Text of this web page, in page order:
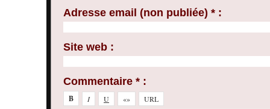
Adresse email (non publiée) * :
Site web :
Commentaire * :